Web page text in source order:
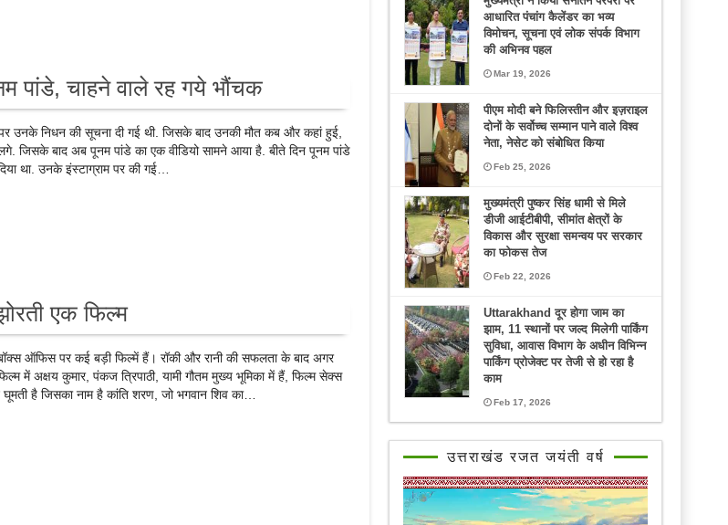
पांडे, चाहने वाले रह गये भौंचक
निधन की सूचना दी गई थी. जिसके बाद उनकी मौत कब और कहां हुई,
जिसके बाद अब पूनम पांडे का एक वीडियो सामने आया है. बीते दिन पूनम पांडे
था. उनके इंस्टाग्राम पर की गई…
एक फिल्म
ऑफिस पर कई बड़ी फिल्में हैं। रॉकी और रानी की सफलता के बाद अगर
में अक्षय कुमार, पंकज त्रिपाठी, यामी गौतम मुख्य भूमिका में हैं, फिल्म सेक्स
है जिसका नाम है कांति शरण, जो भगवान शिव का…
आधारित पंचांग कैलेंडर का भव्य
विमोचन, सूचना एवं लोक संपर्क विभाग
की अभिनव पहल
Mar 19, 2026
पीएम मोदी बने फिलिस्तीन और इज़राइल
दोनों के सर्वोच्च सम्मान पाने वाले विश्व
नेता, नेसेट को संबोधित किया
Feb 25, 2026
मुख्यमंत्री पुष्कर सिंह धामी से मिले
डीजी आईटीबीपी, सीमांत क्षेत्रों के
विकास और सुरक्षा समन्वय पर सरकार
का फोकस तेज
Feb 22, 2026
Uttarakhand दूर होगा जाम का
झाम, 11 स्थानों पर जल्द मिलेगी पार्किंग
सुविधा, आवास विभाग के अधीन विभिन्न
पार्किंग प्रोजेक्ट पर तेजी से हो रहा है
काम
Feb 17, 2026
उत्तराखंड रजत जयंती वर्ष